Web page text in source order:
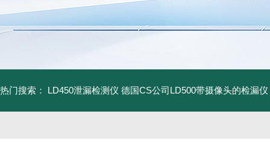
热门搜索： LD450泄漏检测仪 德国CS公司LD500带摄像头的检漏仪